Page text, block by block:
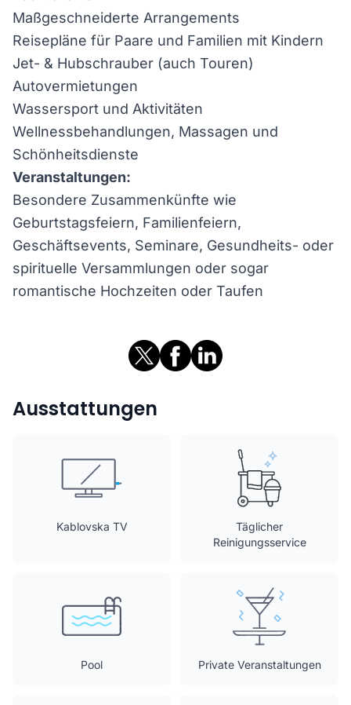
Maßgeschneiderte Arrangements
Reisepläne für Paare und Familien mit Kindern
Jet- & Hubschrauber (auch Touren)
Autovermietungen
Wassersport und Aktivitäten
Wellnessbehandlungen, Massagen und
Schönheitsdienste
Veranstaltungen:
Besondere Zusammenkünfte wie
Geburtstagsfeiern, Familienfeiern,
Geschäftsevents, Seminare, Gesundheits- oder
spirituelle Versammlungen oder sogar
romantische Hochzeiten oder Taufen
Ausstattungen
Kablovska TV
Täglicher
Reinigungsservice
Pool Private Veranstaltungen